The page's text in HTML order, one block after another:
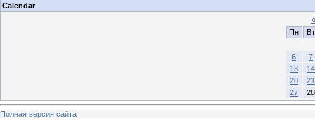
Calendar
«
Пн
Вт
6
7
13
14
20
21
27
28
Полная версия сайта